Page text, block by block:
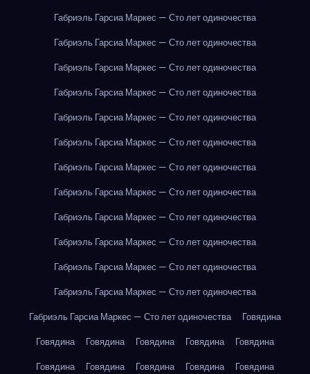
Габриэль Гарсиа Маркес — Сто лет одиночества
Габриэль Гарсиа Маркес — Сто лет одиночества
Габриэль Гарсиа Маркес — Сто лет одиночества
Габриэль Гарсиа Маркес — Сто лет одиночества
Габриэль Гарсиа Маркес — Сто лет одиночества
Габриэль Гарсиа Маркес — Сто лет одиночества
Габриэль Гарсиа Маркес — Сто лет одиночества
Габриэль Гарсиа Маркес — Сто лет одиночества
Габриэль Гарсиа Маркес — Сто лет одиночества
Габриэль Гарсиа Маркес — Сто лет одиночества
Габриэль Гарсиа Маркес — Сто лет одиночества
Габриэль Гарсиа Маркес — Сто лет одиночества
Габриэль Гарсиа Маркес — Сто лет одиночества
Говядина
Говядина
Говядина Говядина Говядина
Говядина
Говядина
Говядина Говядина Говядина
Говядина